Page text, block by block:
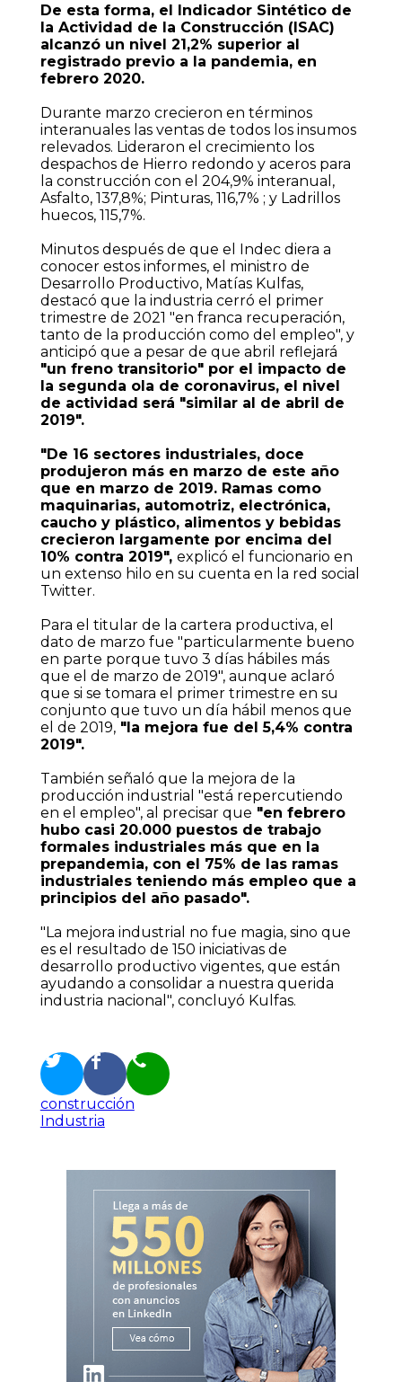
De esta forma, el Indicador Sintético de
la Actividad de la Construcción (ISAC)
alcanzó un nivel 21,2% superior al
registrado previo a la pandemia, en
febrero 2020.
Durante marzo crecieron en términos
interanuales las ventas de todos los insumos
relevados. Lideraron el crecimiento los
despachos de Hierro redondo y aceros para
la construcción con el 204,9% interanual,
Asfalto, 137,8%; Pinturas, 116,7% ; y Ladrillos
huecos, 115,7%.
Minutos después de que el Indec diera a
conocer estos informes, el ministro de
Desarrollo Productivo, Matías Kulfas,
destacó que la industria cerró el primer
trimestre de 2021 "en franca recuperación,
tanto de la producción como del empleo", y
anticipó que a pesar de que abril reflejará
"un freno transitorio" por el impacto de
la segunda ola de coronavirus, el nivel
de actividad será "similar al de abril de
2019".
"De 16 sectores industriales, doce
produjeron más en marzo de este año
que en marzo de 2019. Ramas como
maquinarias, automotriz, electrónica,
caucho y plástico, alimentos y bebidas
crecieron largamente por encima del
10% contra 2019", explicó el funcionario en
un extenso hilo en su cuenta en la red social
Twitter.
Para el titular de la cartera productiva, el
dato de marzo fue "particularmente bueno
en parte porque tuvo 3 días hábiles más
que el de marzo de 2019", aunque aclaró
que si se tomara el primer trimestre en su
conjunto que tuvo un día hábil menos que
el de 2019,"la mejora fue del 5,4% contra
2019".
También señaló que la mejora de la
producción industrial "está repercutiendo
en el empleo", al precisar que "en febrero
hubo casi 20.000 puestos de trabajo
formales industriales más que en la
prepandemia, con el 75% de las ramas
industriales teniendo más empleo que a
principios del año pasado".
"La mejora industrial no fue magia, sino que
es el resultado de 150 iniciativas de
desarrollo productivo vigentes, que están
ayudando a consolidar a nuestra querida
industria nacional", concluyó Kulfas.
construcción
Industria